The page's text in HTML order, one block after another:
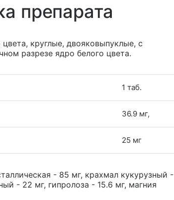
препарата
цвета, круглые, двояковыпуклые, с
разрезе ядро белого цвета.
1 таб.
36.9 мг,
25 мг
- 85 мг, крахмал кукурузный -
- 22 мг, гипролоза - 15.6 мг, магния